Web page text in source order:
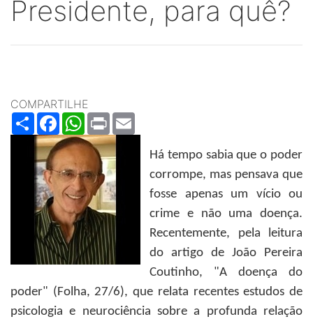
Presidente, para quê?
COMPARTILHE
ShareFacebookWhatsApp
Print
Há tempo sabia que o poder
corrompe, mas pensava que
fosse apenas um vício ou
crime e não uma doença.
Recentemente, pela leitura
do artigo de João Pereira
Coutinho, "A doença do
poder" (Folha, 27/6), que relata recentes estudos de
psicologia e neurociência sobre a profunda relação